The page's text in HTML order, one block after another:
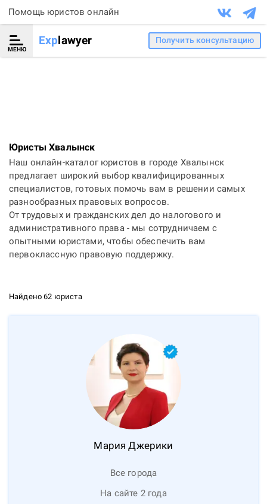
Помощь юристов онлайн
МЕНЮ
Explawyer Получить консультацию
Юристы Хвалынск
Наш онлайн-каталог юристов в городе Хвалынск
предлагает широкий выбор квалифицированных
специалистов, готовых помочь вам в решении самых
разнообразных правовых вопросов.
От трудовых и гражданских дел до налогового и
административного права - мы сотрудничаем с
опытными юристами, чтобы обеспечить вам
первоклассную правовую поддержку.
Найдено 62 юриста
Мария Джерики
Все города
На сайте 2 года